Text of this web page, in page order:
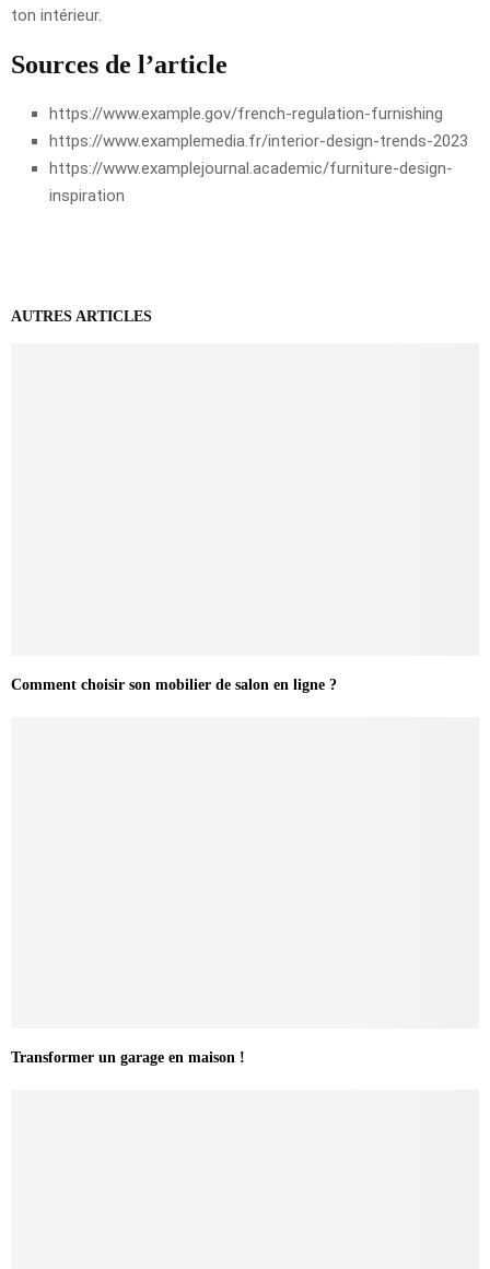
ton intérieur.
Sources de l’article
https://www.example.gov/french-regulation-furnishing
https://www.examplemedia.fr/interior-design-trends-2023
https://www.examplejournal.academic/furniture-design-
inspiration
AUTRES ARTICLES
Comment choisir son mobilier de salon en ligne ?
Transformer un garage en maison !